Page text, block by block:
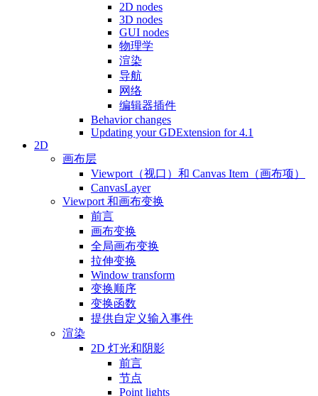
2D nodes
3D nodes
GUI nodes
物理学
渲染
导航
网络
编辑器插件
Behavior changes
Updating your GDExtension for 4.1
2D
画布层
Viewport（视口）和 Canvas Item（画布项）
CanvasLayer
Viewport 和画布变换
前言
画布变换
全局画布变换
拉伸变换
Window transform
变换顺序
变换函数
提供自定义输入事件
渲染
2D 灯光和阴影
前言
节点
Point lights